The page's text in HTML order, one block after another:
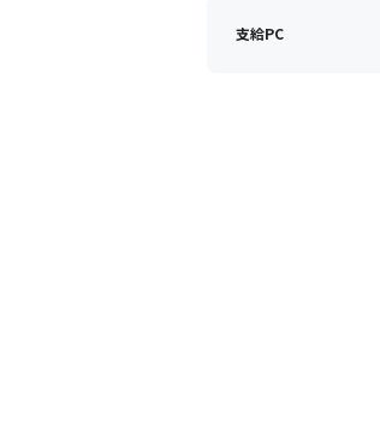
支給PC